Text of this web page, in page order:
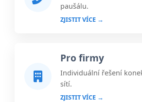
paušálu.
ZJISTIT VÍCE →
Pro firmy
Individuální řešení
sítí.
ZJISTIT VÍCE →